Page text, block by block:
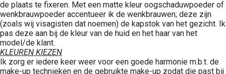
de plaats te fixeren. Met een matte kleur oogschaduwpoeder of
wenkbrauwpoeder accentueer ik de wenkbrauwen; deze zijn
(zoals wij visagisten dat noemen) de kapstok van het gezicht. Ik
pas deze aan bij de kleur van de huid en het haar van het
model/de klant.
KLEUREN KIEZEN
Ik zorg er iedere keer weer voor een goede harmonie m.b.t. de
make-up technieken en de gebruikte make-up zodat die past bij